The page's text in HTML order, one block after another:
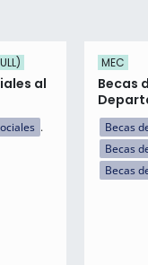
al
MEC
Becas
Becas
Becas
Becas